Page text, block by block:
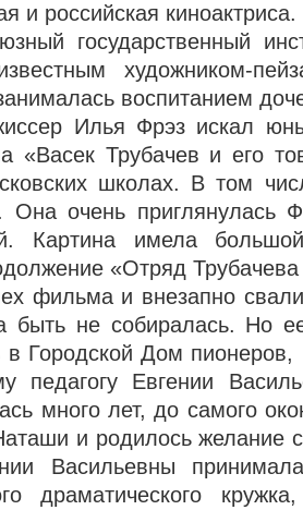
и российская киноактриса.
государственный
художником-
воспитанием
Илья Фрэз искал
«Васек Трубачев и его
школах. В том
Она очень приглянулась
Картина имела
«Отряд Трубачева
фильма и внезапно
быть не собиралась. Но
Городской Дом пионеров,
педагогу Евгении
много лет, до самого
и родилось желание
Васильевны
драматического